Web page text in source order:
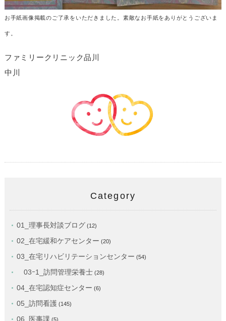
お手紙画像掲載のご了承をいただきました。素敵なお手紙をありがとうございま
す。
ファミリークリニック品川
中川
Category
01_理事長対談ブログ (12)
02_在宅緩和ケアセンター (20)
03_在宅リハビリテーションセンター (54)
03ｰ1_訪問管理栄養士(28)
04_在宅認知症センター (6)
05_訪問看護 (145)
06_医事課 (5)